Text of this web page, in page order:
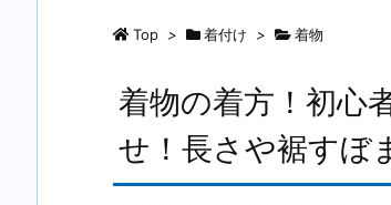
Top > 着付け > 着物
着物の着方！初心
せ！長さや裾すぼ